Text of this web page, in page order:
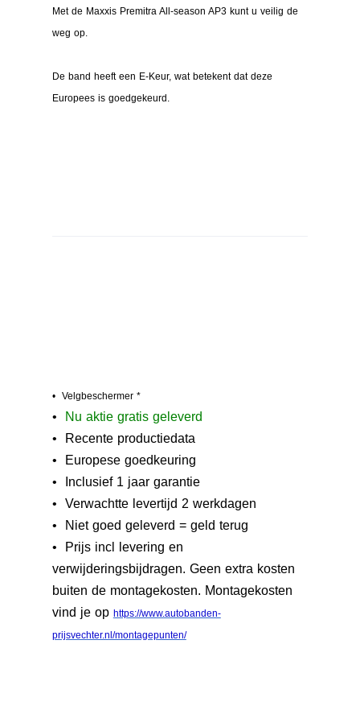
Met de Maxxis Premitra All-season AP3 kunt u veilig de
weg op.
De band heeft een E-Keur, wat betekent dat deze
Europees is goedgekeurd.
• Velgbeschermer *
• N u aktie gratis geleverd
• Recente productiedata
• Europese goedkeuring
• Inclusief 1 jaar garantie
• Verwachtte levertijd 2 werkdagen
• Niet goed geleverd = geld terug
• Prijs incl levering en
verwijderingsbijdragen. Geen extra kosten
buiten de montagekosten. Montagekosten
vind je op https://www.autobanden-
prijsvechter.nl/montagepunten/